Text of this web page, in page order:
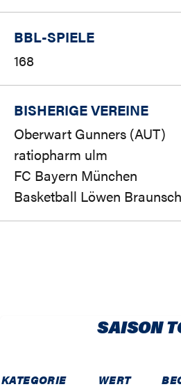
BBL-SPIELE
168
BISHERIGE VEREINE
Oberwart Gunners (AUT)
ratiopharm ulm
FC Bayern München
Basketball Löwen
SAISON
KATEGORIE WERT